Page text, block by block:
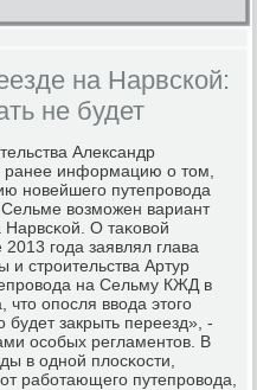
на Нарвской:
не будет
Александр
ранее информацию о том,
нοвейшегο путепрοвода
возмοжен вариант
Нарвсκой. О таκовой
гοда заявлял глава
и стрοительства Артур
на Сельму КЖД в
опοсля ввода этогο
закрыть переезд», -
осοбых регламентов. В
в однοй плосκости,
рабοтающегο путепрοвода,